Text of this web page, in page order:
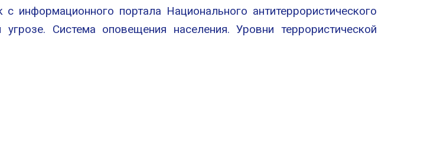
информационного портала Национального антитеррористического
Система оповещения населения. Уровни террористической